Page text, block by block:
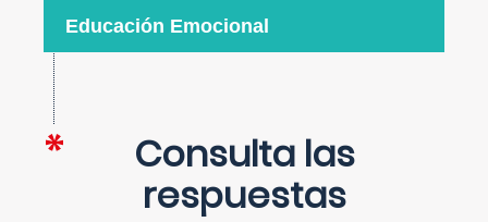
Educación Emocional
Consulta las
respuestas